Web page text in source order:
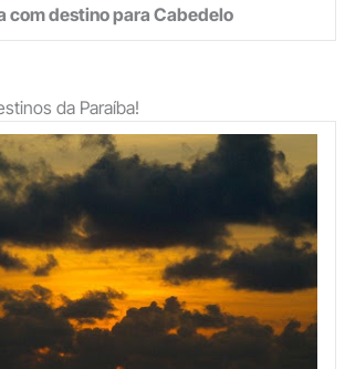
com destino para Cabedelo
da Paraíba!